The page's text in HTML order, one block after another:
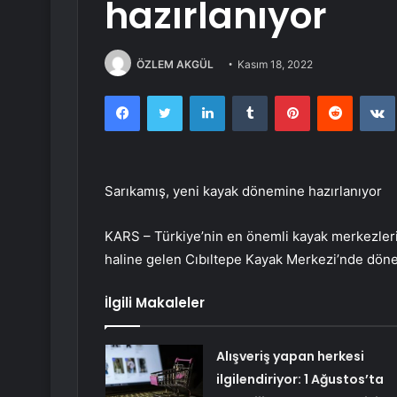
hazırlanıyor
ÖZLEM AKGÜL Kasım 18, 2022
FacebookTwitter LinkedInTumblr PinterestReddit
Sarıkamış, yeni kayak dönemine hazırlanıyor
KARS – Türkiye’nin en önemli kayak
haline gelen Cıbıltepe Kayak Merkezi’nde
İlgili Makaleler
Alışveriş yapan herkesi
ilgilendiriyor: 1 Ağustos’ta